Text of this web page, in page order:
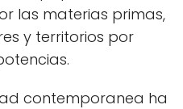
las materias primas,
y territorios por
contemporanea ha